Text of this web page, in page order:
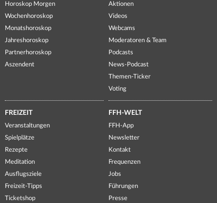
Horoskop Morgen
Wochenhoroskop
Monatshoroskop
Jahreshoroskop
Partnerhoroskop
Aszendent
Aktionen
Videos
Webcams
Moderatoren & Team
Podcasts
News-Podcast
Themen-Ticker
Voting
FREIZEIT
Veranstaltungen
Spielplätze
Rezepte
Meditation
Ausflugsziele
Freizeit-Tipps
Ticketshop
FFH-WELT
FFH-App
Newsletter
Kontakt
Frequenzen
Jobs
Führungen
Presse